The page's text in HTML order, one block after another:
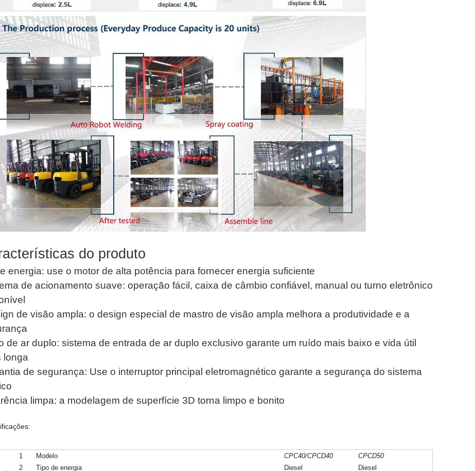
do produto
energia: use o motor de alta potência para fornecer energia suficiente
de acionamento suave: operação fácil, caixa de câmbio confiável, manual ou turno eletrônico
de visão ampla: o design especial de mastro de visão ampla melhora a produtividade e a
de ar duplo: sistema de entrada de ar duplo exclusivo garante um ruído mais baixo e vida útil
longa
de segurança: Use o interruptor principal eletromagnético garante a segurança do sistema
limpa: a modelagem de superfície 3D torna limpo e bonito
1 Modelo CPC40/CPCD40
CPCD50
2
Tipo de energia Diesel
Diesel